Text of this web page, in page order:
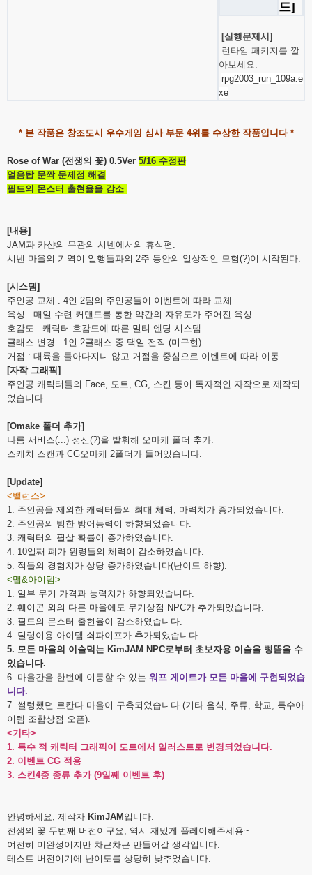
드]
[실행문제시]
런타임 패키지를 깔
아보세요.
rpg2003_run_109a.e
xe
* 본 작품은 창조도시 우수게임 심사 부문 4위를 수상한 작품입니다 *
Rose of War (전쟁의 꽃) 0.5Ver 5/16 수정판
얼음탑 문짝 문제점 해결
필드의 몬스터 출현율을 감소
[내용]
JAM과 카샨의 무관의 시넨에서의 휴식편.
시넨 마을의 기역이 일행들과의 2주 동안의 일상적인 모험(?)이 시작된다.
[시스템]
주인공 교체 : 4인 2팀의 주인공들이 이벤트에 따라 교체
육성 : 매일 수련 커맨드를 통한 약간의 자유도가 주어진 육성
호감도 : 캐릭터 호감도에 따른 멀티 엔딩 시스템
클래스 변경 : 1인 2클래스 중 택일 전직 (미구현)
거점 : 대륙을 돌아다지니 않고 거점을 중심으로 이벤트에 따라 이동
[자작 그래픽]
주인공 캐릭터들의 Face, 도트, CG, 스킨 등이 독자적인 자작으로 제작되
었습니다.
[Omake 폴더 추가]
나름 서비스(...) 정신(?)을 발휘해 오마케 폴더 추가.
스케치 스캔과 CG오마케 2폴더가 들어있습니다.
[Update]
<밸런스>
1. 주인공을 제외한 캐릭터들의 최대 체력, 마력치가 증가되었습니다.
2. 주인공의 빙한 방어능력이 하향되었습니다.
3. 캐릭터의 필살 확률이 증가하였습니다.
4. 10일째 폐가 원령들의 체력이 감소하였습니다.
5. 적들의 경험치가 상당 증가하였습니다(난이도 하향).
<맵&아이템>
1. 일부 무기 가격과 능력치가 하향되었습니다.
2. 훼이콘 외의 다른 마을에도 무기상점 NPC가 추가되었습니다.
3. 필드의 몬스터 출현율이 감소하였습니다.
4. 덜렁이용 아이템 쇠파이프가 추가되었습니다.
5. 모든 마을의 이슬먹는 KimJAM NPC로부터 초보자용 이슬을 삥뜯을 수
있습니다.
6. 마을간을 한번에 이동할 수 있는 워프 게이트가 모든 마을에 구현되었습
니다.
7. 썰렁했던 로칸다 마을이 구축되었습니다 (기타 음식, 주류, 학교, 특수아
이템 조합상점 오픈).
<기타>
1. 특수 적 캐릭터 그래픽이 도트에서 일러스트로 변경되었습니다.
2. 이벤트 CG 적용
3. 스킨4종 종류 추가 (9일째 이벤트 후)
안녕하세요, 제작자 KimJAM 입니다.
전쟁의 꽃 두번째 버전이구요, 역시 재밌게 플레이해주세용~
여전히 미완성이지만 차근차근 만들어갈 생각입니다.
테스트 버전이기에 난이도를 상당히 낮추었습니다.